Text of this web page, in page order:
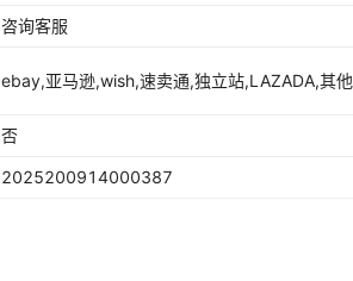
咨询客服
ebay,亚马逊,wish,速卖通,独立站,LAZADA,其他
否
2025200914000387